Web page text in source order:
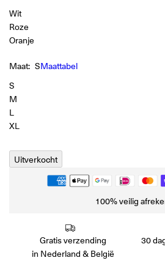
Wit
Roze
Oranje
Maat: SMaattabel
S
M
L
XL
Uitverkocht
100% veilig
Gratis verzending
in Nederland & België
30